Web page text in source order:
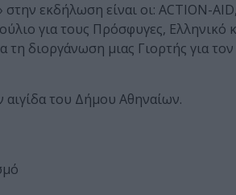
εκδήλωση είναι οι: ACTION-
για τους Πρόσφυγες,
τη διοργάνωση μιας Γιορτής για
του Δήμου Αθηναίων.